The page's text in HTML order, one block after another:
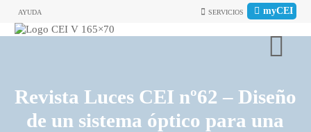
AYUDA myCEI
SERVICIOS
Revista Luces CEI nº62 – Diseño
de un sistema óptico para una